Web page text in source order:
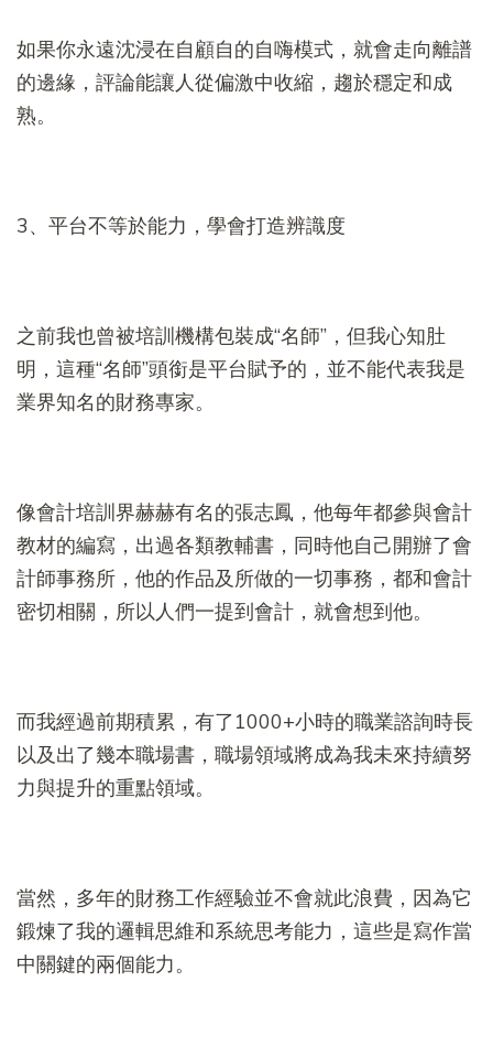
如果你永遠沈浸在自顧自的自嗨模式，就會走向離譜
的邊緣，評論能讓人從偏激中收縮，趨於穩定和成
熟。
3、平台不等於能力，學會打造辨識度
之前我也曾被培訓機構包裝成“名師”，但我心知肚
明，這種“名師”頭銜是平台賦予的，並不能代表我是
業界知名的財務專家。
像會計培訓界赫赫有名的張志鳳，他每年都參與會計
教材的編寫，出過各類教輔書，同時他自己開辦了會
計師事務所，他的作品及所做的一切事務，都和會計
密切相關，所以人們一提到會計，就會想到他。
而我經過前期積累，有了1000+小時的職業諮詢時長
以及出了幾本職場書，職場領域將成為我未來持續努
力與提升的重點領域。
當然，多年的財務工作經驗並不會就此浪費，因為它
鍛煉了我的邏輯思維和系統思考能力，這些是寫作當
中關鍵的兩個能力。